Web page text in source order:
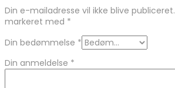
Din e-mailadresse vil ikke blive publiceret.
markeret med *
Din bedømmelse *
Din anmeldelse *